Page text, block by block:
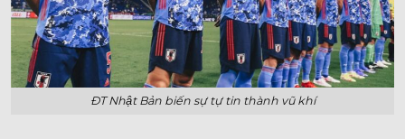
ĐT Nhật Bản biến sự tự tin thành vũ khí